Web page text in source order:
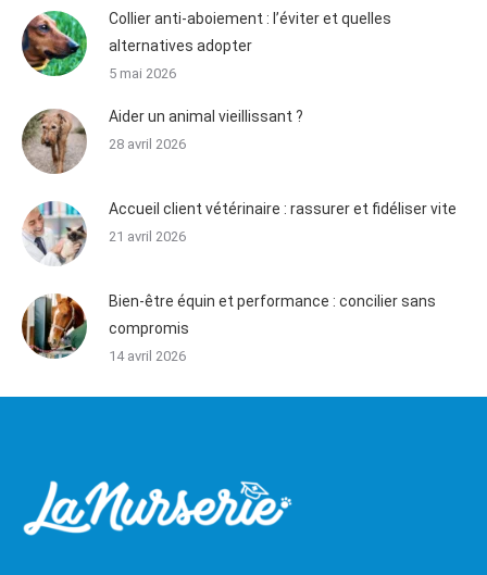
Collier anti-aboiement : l’éviter et quelles
alternatives adopter
5 mai 2026
Aider un animal vieillissant ?
28 avril 2026
Accueil client vétérinaire : rassurer et fidéliser vite
21 avril 2026
Bien-être équin et performance : concilier sans
compromis
14 avril 2026